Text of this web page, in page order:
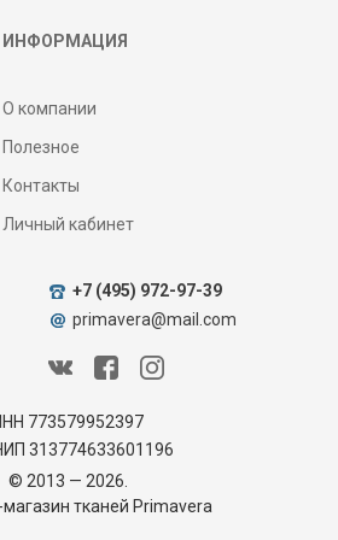
ИНФОРМАЦИЯ
О компании
Полезное
Контакты
Личный кабинет
773579952397
313774633601196
© 2013 — 2026.
магазин тканей Primavera
+7 (495) 972-97-39
primavera@mail.com